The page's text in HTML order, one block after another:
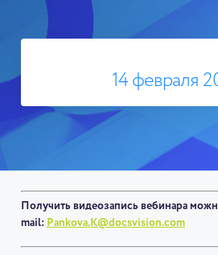
14 февраля
Получить видеозапись вебинара
mail: Pankova.K@docsvision.com